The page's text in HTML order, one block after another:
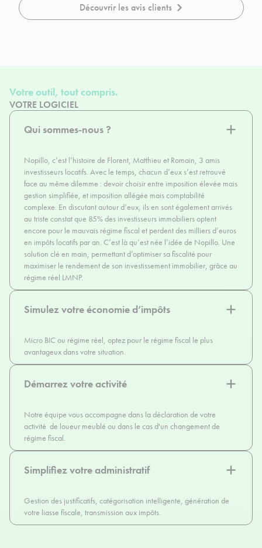
Découvrir les avis clients
Votre outil, tout compris.
VOTRE LOGICIEL
Qui sommes-nous ?
Nopillo, c’est l’histoire de Florent, Matthieu et Romain, 3 amis
investisseurs locatifs. Avec le temps, chacun d’eux s’est retrouvé
face au même dilemme : devoir choisir entre imposition élevée mais
gestion simplifiée, et imposition allégée mais comptabilité
complexe. En discutant autour d’eux, ils en sont également arrivés
au triste constat que 85% des investisseurs immobiliers optent
encore pour le mauvais régime fiscal et perdent des milliers d’euros
en impôts locatifs par an. C’est là qu’est née l’idée de Nopillo. Une
solution clé en main, permettant d’optimiser sa fiscalité pour
maximiser le rendement de son investissement immobilier, grâce au
régime réel LMNP.
Simulez votre économie d’impôts
Micro BIC ou régime réel, optez pour le régime fiscal le plus
avantageux dans votre situation.
Démarrez votre activité
Notre équipe vous accompagne dans la déclaration de votre
activité de loueur meublé ou dans le cas d'un changement de
régime fiscal.
Simplifiez votre administratif
Gestion des justificatifs, catégorisation intelligente, génération de
votre liasse fiscale, transmission aux impôts.